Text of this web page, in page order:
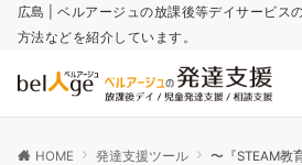
広島 | ベルアージュの放課後等デイサービス
方法などを紹介しています。
HOME 発達支援ツール 〜『STEAM教